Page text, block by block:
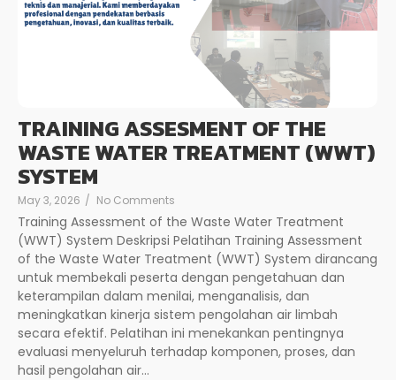
TRAINING ASSESMENT OF THE
WASTE WATER TREATMENT (WWT)
SYSTEM
May 3, 2026 / No Comments
Training Assessment of the Waste Water Treatment
(WWT) System Deskripsi Pelatihan Training Assessment
of the Waste Water Treatment (WWT) System dirancang
untuk membekali peserta dengan pengetahuan dan
keterampilan dalam menilai, menganalisis, dan
meningkatkan kinerja sistem pengolahan air limbah
secara efektif. Pelatihan ini menekankan pentingnya
evaluasi menyeluruh terhadap komponen, proses, dan
hasil pengolahan air...